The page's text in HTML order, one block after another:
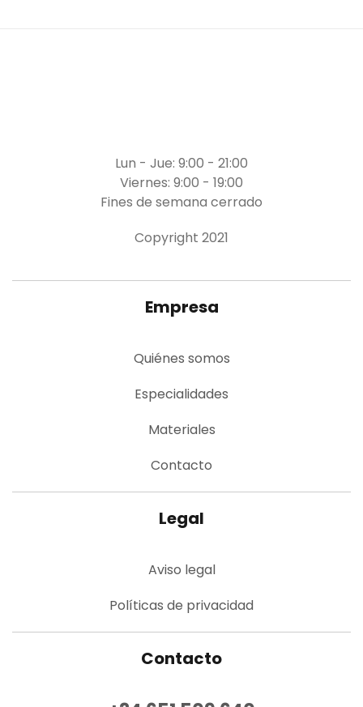
Lun - Jue: 9:00 - 21:00
Viernes: 9:00 - 19:00
Fines de semana cerrado
Copyright 2021
Empresa
Quiénes somos
Especialidades
Materiales
Contacto
Legal
Aviso legal
Políticas de privacidad
Contacto